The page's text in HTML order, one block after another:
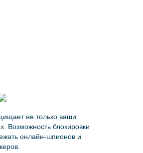
не только ваши
Возможность блокировки
онлайн-шпионов и